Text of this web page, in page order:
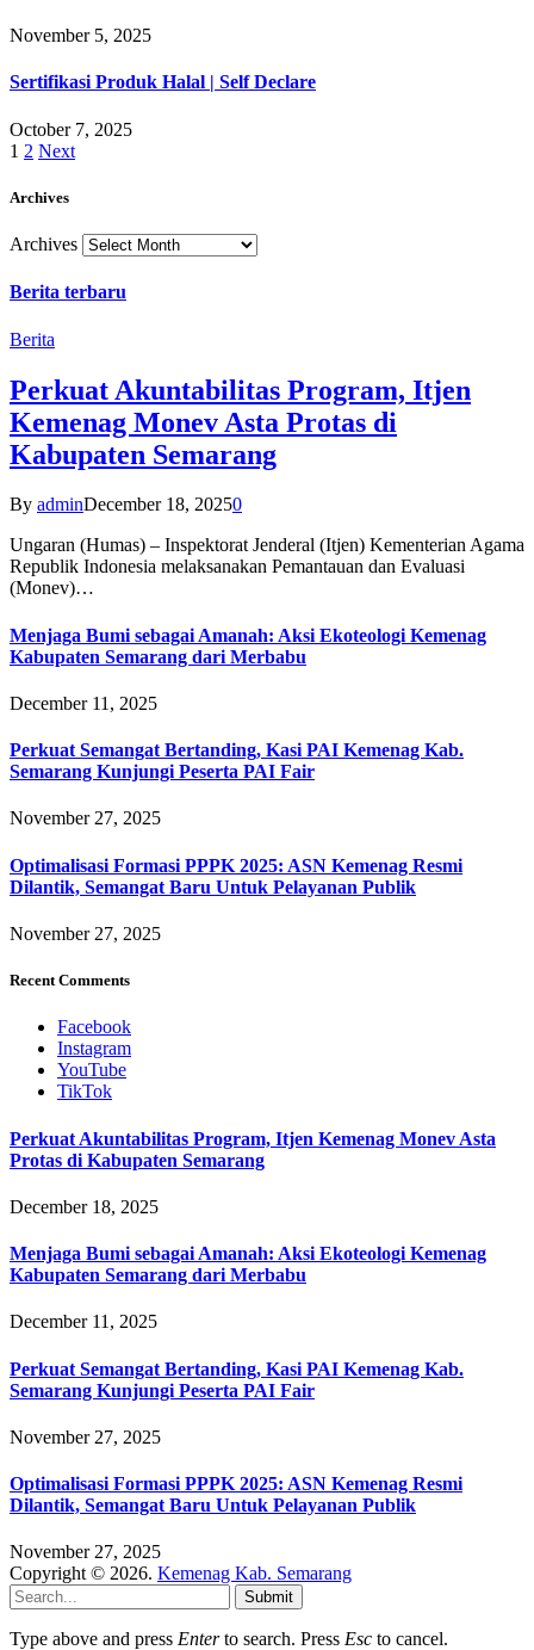
November 5, 2025
Sertifikasi Produk Halal | Self Declare
October 7, 2025
1 2 Next
Archives
Archives
Berita terbaru
Berita
Perkuat Akuntabilitas Program, Itjen
Kemenag Monev Asta Protas di
Kabupaten Semarang
By adminDecember 18, 20250
Ungaran (Humas) – Inspektorat Jenderal (Itjen) Kementerian Agama
Republik Indonesia melaksanakan Pemantauan dan Evaluasi
(Monev)…
Menjaga Bumi sebagai Amanah: Aksi Ekoteologi Kemenag
Kabupaten Semarang dari Merbabu
December 11, 2025
Perkuat Semangat Bertanding, Kasi PAI Kemenag Kab.
Semarang Kunjungi Peserta PAI Fair
November 27, 2025
Optimalisasi Formasi PPPK 2025: ASN Kemenag Resmi
Dilantik, Semangat Baru Untuk Pelayanan Publik
November 27, 2025
Recent Comments
Facebook
Instagram
YouTube
TikTok
Perkuat Akuntabilitas Program, Itjen Kemenag Monev Asta
Protas di Kabupaten Semarang
December 18, 2025
Menjaga Bumi sebagai Amanah: Aksi Ekoteologi Kemenag
Kabupaten Semarang dari Merbabu
December 11, 2025
Perkuat Semangat Bertanding, Kasi PAI Kemenag Kab.
Semarang Kunjungi Peserta PAI Fair
November 27, 2025
Optimalisasi Formasi PPPK 2025: ASN Kemenag Resmi
Dilantik, Semangat Baru Untuk Pelayanan Publik
November 27, 2025
Copyright © 2026. Kemenag Kab. Semarang
Submit
Type above and press Enterto search. Press Esc to cancel.